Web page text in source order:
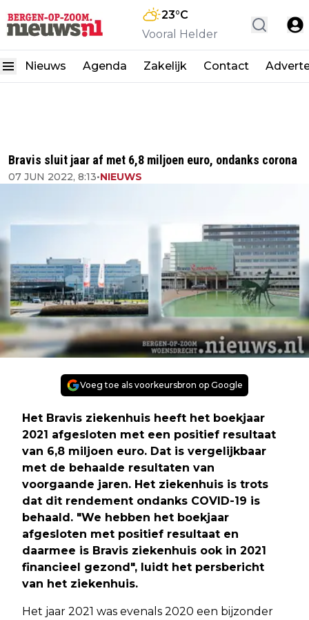
23°C
Vooral Helder
Nieuws Agenda Zakelijk Contact
Bravis sluit jaar af met 6,8 miljoen euro, ondanks corona
07 JUN 2022, 8:13•NIEUWS
Voeg toe als voorkeursbron op Google
Het Bravis ziekenhuis heeft het boekjaar
2021 afgesloten met een positief resultaat
van 6,8 miljoen euro. Dat is vergelijkbaar
met de behaalde resultaten van
voorgaande jaren. Het ziekenhuis is trots
dat dit rendement ondanks COVID-19 is
behaald. "We hebben het boekjaar
afgesloten met positief resultaat en
daarmee is Bravis ziekenhuis ook in 2021
financieel gezond", luidt het persbericht
van het ziekenhuis.
Het jaar 2021 was evenals 2020 een bijzonder